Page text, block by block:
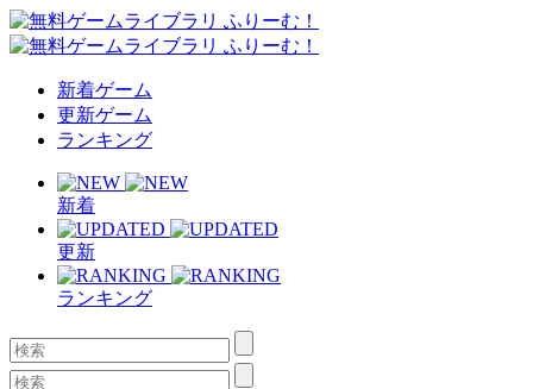
新着ゲーム
更新ゲーム
ランキング
新着
更新
ランキング